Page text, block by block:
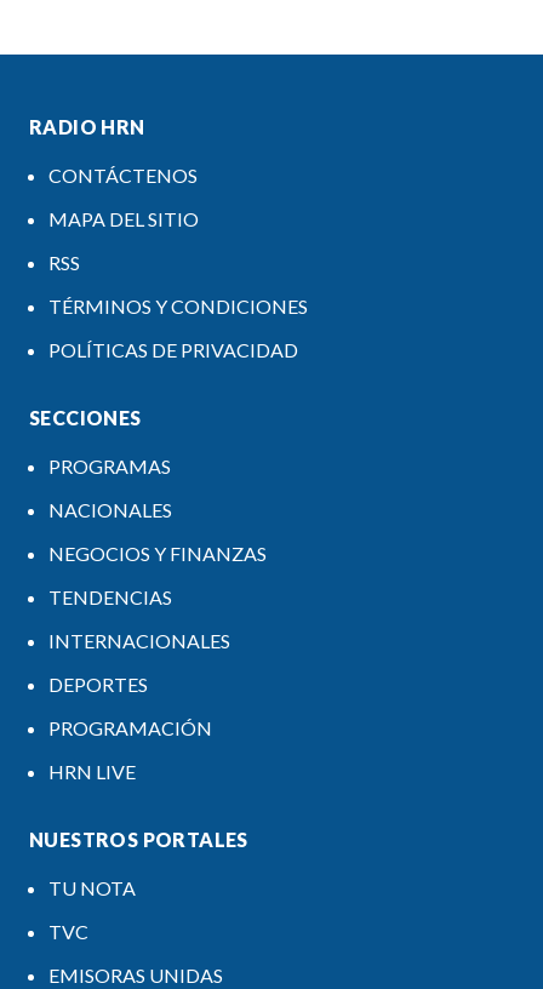
RADIO HRN
CONTÁCTENOS
MAPA DEL SITIO
RSS
TÉRMINOS Y CONDICIONES
POLÍTICAS DE PRIVACIDAD
SECCIONES
PROGRAMAS
NACIONALES
NEGOCIOS Y FINANZAS
TENDENCIAS
INTERNACIONALES
DEPORTES
PROGRAMACIÓN
HRN LIVE
NUESTROS PORTALES
TU NOTA
TVC
EMISORAS UNIDAS